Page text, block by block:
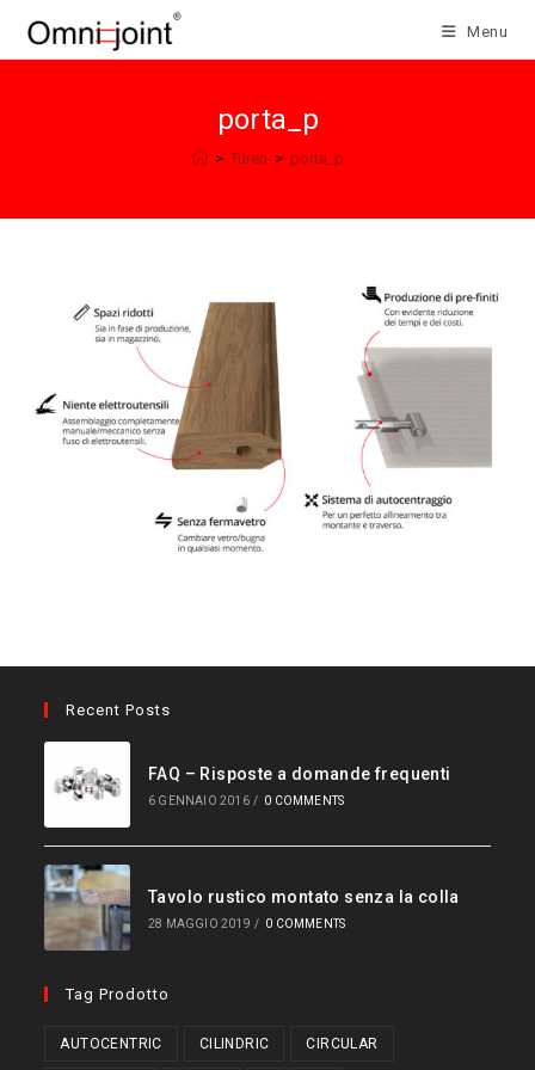
Menu
porta_p
> Türen > porta_p
Recent Posts
FAQ – Risposte a domande frequenti
6 GENNAIO 2016 / 0 COMMENTS
Tavolo rustico montato senza la colla
28 MAGGIO 2019 / 0 COMMENTS
Tag Prodotto
AUTOCENTRIC CILINDRIC CIRCULAR